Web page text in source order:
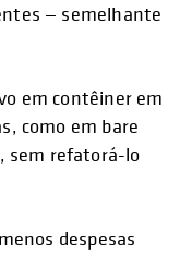
— semelhante
em contêiner em
como em bare
sem refatorá-lo
despesas